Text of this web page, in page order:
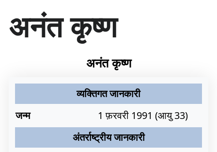
ग्री
अनंत कृष्ण
अनंत कृष्ण
व्यक्तिगत जानकारी
जन्म
1 फ़रवरी 1991 (आयु 33)
अंतर्राष्ट्रीय जानकारी